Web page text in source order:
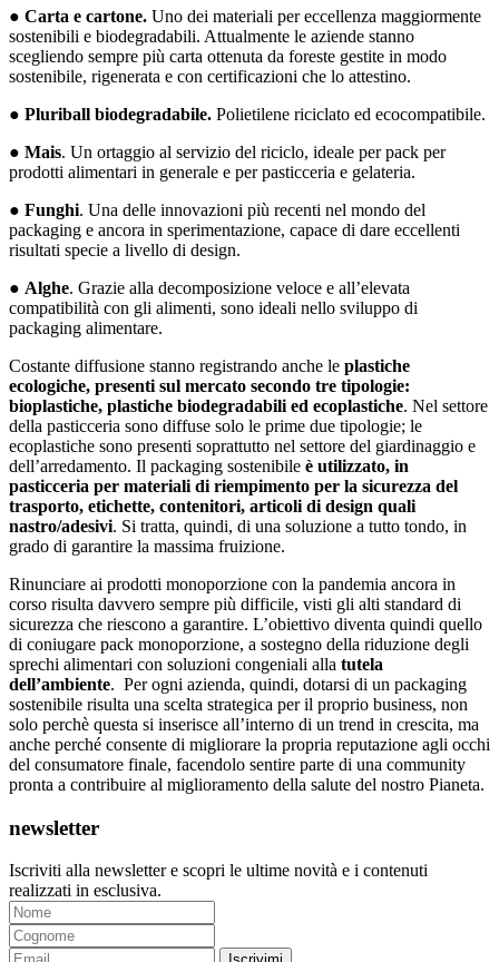
● Carta e cartone. Uno dei materiali per eccellenza maggiormente
sostenibili e biodegradabili. Attualmente le aziende stanno
scegliendo sempre più carta ottenuta da foreste gestite in modo
sostenibile, rigenerata e con certificazioni che lo attestino.
● Pluriball biodegradabile. Polietilene riciclato ed ecocompatibile.
● Mais. Un ortaggio al servizio del riciclo, ideale per pack per
prodotti alimentari in generale e per pasticceria e gelateria.
● Funghi. Una delle innovazioni più recenti nel mondo del
packaging e ancora in sperimentazione, capace di dare eccellenti
risultati specie a livello di design.
● Alghe. Grazie alla decomposizione veloce e all’elevata
compatibilità con gli alimenti, sono ideali nello sviluppo di
packaging alimentare.
Costante diffusione stanno registrando anche le plastiche
ecologiche, presenti sul mercato secondo tre tipologie:
bioplastiche, plastiche biodegradabili ed ecoplastiche. Nel settore
della pasticceria sono diffuse solo le prime due tipologie; le
ecoplastiche sono presenti soprattutto nel settore del giardinaggio e
dell’arredamento. Il packaging sostenibile è utilizzato, in
pasticceria per materiali di riempimento per la sicurezza del
trasporto, etichette, contenitori, articoli di design quali
nastro/adesivi. Si tratta, quindi, di una soluzione a tutto tondo, in
grado di garantire la massima fruizione.
Rinunciare ai prodotti monoporzione con la pandemia ancora in
corso risulta davvero sempre più difficile, visti gli alti standard di
sicurezza che riescono a garantire. L’obiettivo diventa quindi quello
di coniugare pack monoporzione, a sostegno della riduzione degli
sprechi alimentari con soluzioni congeniali alla tutela
dell’ambiente. Per ogni azienda, quindi, dotarsi di un packaging
sostenibile risulta una scelta strategica per il proprio business, non
solo perchè questa si inserisce all’interno di un trend in crescita, ma
anche perché consente di migliorare la propria reputazione agli occhi
del consumatore finale, facendolo sentire parte di una community
pronta a contribuire al miglioramento della salute del nostro Pianeta.
newsletter
Iscriviti alla newsletter e scopri le ultime novità e i contenuti
realizzati in esclusiva.